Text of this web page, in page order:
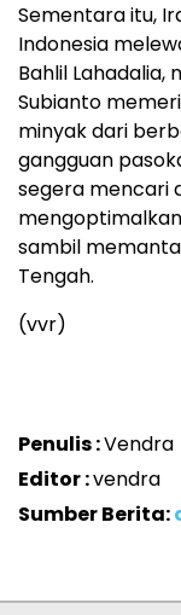
Sementara itu,
Indonesia
Bahlil
Subianto
minyak dari
gangguan
segera mencari
sambil
Tengah.
(vvr)
Penulis :Vendra
Editor :vendra
Sumber Berita: